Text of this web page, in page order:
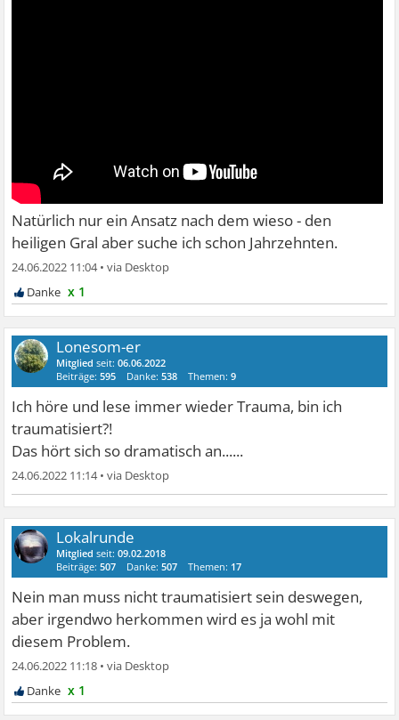
Natürlich nur ein Ansatz nach dem wieso - den
heiligen Gral aber suche ich schon Jahrzehnten.
24.06.2022 11:04•
x 1
Lonesom-er
Mitglied seit:06.06.2022
Beiträge:595 Danke:538 Themen:9
Ich höre und lese immer wieder Trauma, bin ich
traumatisiert?!
Das hört sich so dramatisch an......
24.06.2022 11:14•
Lokalrunde
Mitglied seit:09.02.2018
Beiträge:507 Danke:507 Themen: 17
Nein man muss nicht traumatisiert sein deswegen,
aber irgendwo herkommen wird es ja wohl mit
diesem Problem.
24.06.2022 11:18 •
x 1